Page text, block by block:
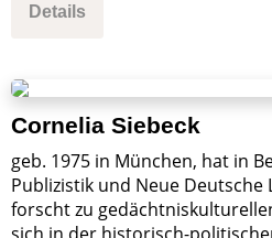
Details
Cornelia Siebeck
geb. 1975 in München, hat in
Publizistik und Neue
forscht zu
sich in der historisch-